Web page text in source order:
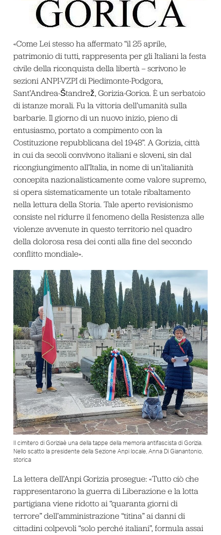
«Come Lei stesso ha affermato “il 25 aprile,
patrimonio di tutti, rappresenta per gli Italiani la festa
civile della riconquista della libertà – scrivono le
sezioni ANPI-VZPI di Piedimonte-Podgora,
Sant’Andrea-Štandrež, Gorizia-Gorica. È un serbatoio
di istanze morali. Fu la vittoria dell’umanità sulla
barbarie. Il giorno di un nuovo inizio, pieno di
entusiasmo, portato a compimento con la
Costituzione repubblicana del 1948”. A Gorizia, città
in cui da secoli convivono italiani e sloveni, sin dal
ricongiungimento all’Italia, in nome di un’italianità
concepita nazionalisticamente come valore supremo,
si opera sistematicamente un totale ribaltamento
nella lettura della Storia. Tale aperto revisionismo
consiste nel ridurre il fenomeno della Resistenza alle
violenze avvenute in questo territorio nel quadro
della dolorosa resa dei conti alla fine del secondo
conflitto mondiale».
Il cimitero di Goriziaè una della tappe della memoria antifascista di Gorizia.
Nello scatto la presidente della Sezione Anpi locale, Anna Di Gianantonio,
storica
La lettera dell’Anpi Gorizia prosegue: «Tutto ciò che
rappresentarono la guerra di Liberazione e la lotta
partigiana viene ridotto ai “quaranta giorni di
terrore” dell’amministrazione “titina” ai danni di
cittadini colpevoli “solo perché italiani”, formula assai